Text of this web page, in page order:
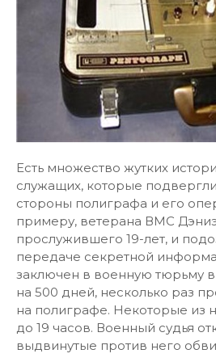
Есть множество жутких
служащих, которые
стороны полиграфа и его
примеру, ветерана ВМС
прослужившего 19-лет, и
передаче секретной
заключен в военную тюрьму
на 500 дней, несколько раз
на полиграфе. Некоторые из
до 19 часов. Военный судья
выдвинутые против него